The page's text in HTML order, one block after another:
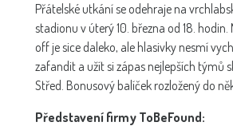
Přátelské utkání se odehraje na
stadionu v úterý 10. března od 18.
off je sice daleko, ale hlasivky nesmí
zafandit a užít si zápas nejlepších týmů
Střed. Bonusový balíček rozložený do
Představení firmy ToBeFound: